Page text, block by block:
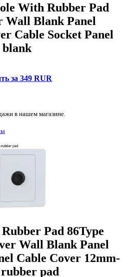
With Rubber Pad
Wall Blank Panel
Cable Socket Panel
blank
за 349 RUR
в нашем магазине.
Pad 86Type
Wall Blank Panel
Cable Cover 12mm-
pad